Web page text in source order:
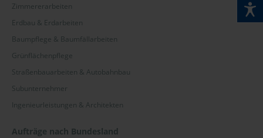
Zimmererarbeiten
Erdbau & Erdarbeiten
Baumpflege & Baumfällarbeiten
Grünflächenpflege
Straßenbauarbeiten & Autobahnbau
Subunternehmer
Ingenieurleistungen & Architekten
Aufträge nach Bundesland